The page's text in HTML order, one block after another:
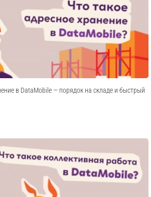
в DataMobile — порядок на складе и быстрый